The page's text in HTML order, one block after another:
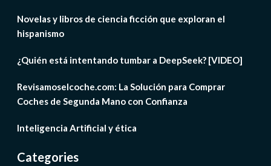
Novelas y libros de ciencia ficción que exploran el
hispanismo
¿Quién está intentando tumbar a DeepSeek? [VIDEO]
Revisamoselcoche.com: La Solución para Comprar
Coches de Segunda Mano con Confianza
Inteligencia Artificial y ética
Categories